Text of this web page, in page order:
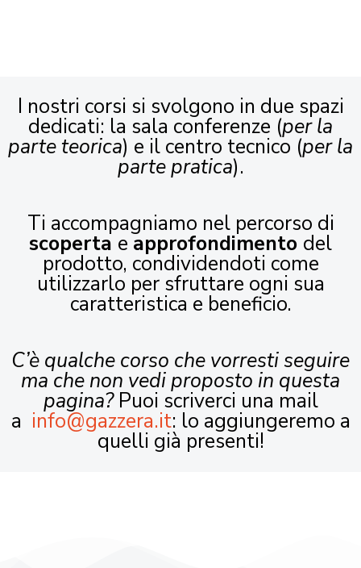
I nostri corsi si svolgono in due spazi
dedicati: la sala conferenze (per la
parte teorica) e il centro tecnico (per la
parte pratica).
Ti accompagniamo nel percorso di
scoperta e approfondimento del
prodotto, condividendoti come
utilizzarlo per sfruttare ogni sua
caratteristica e beneficio.
C’è qualche corso che vorresti seguire
ma che non vedi proposto in questa
pagina?Puoi scriverci una mail
a info@gazzera.it: lo aggiungeremo a
quelli già presenti!